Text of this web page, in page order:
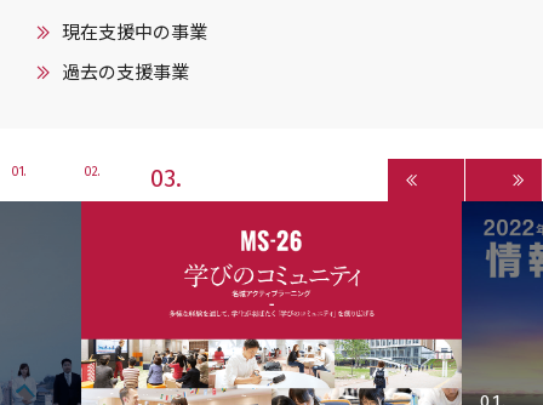
現在支援中の事業
過去の支援事業
1 2 3